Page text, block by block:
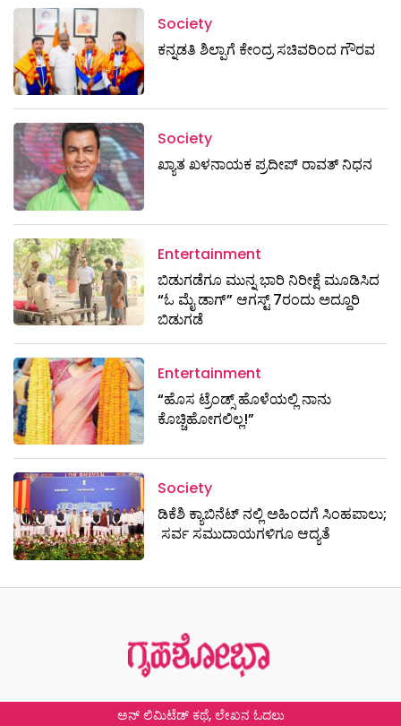
Society
ಕನ್ನಡತಿ ಶಿಲ್ಪಾಗೆ ಕೇಂದ್ರ ಸಚಿವರಿಂದ ಗೌರವ
Society
ಖ್ಯಾತ ಖಳನಾಯಕ ಪ್ರದೀಪ್ ರಾವತ್‌ ನಿಧನ
Entertainment
ಬಿಡುಗಡೆಗೂ ಮುನ್ನ ಭಾರಿ ನಿರೀಕ್ಷೆ ಮೂಡಿಸಿದ
“ಓ ಮೈ ಡಾಗ್” ಆಗಸ್ಟ್ 7ರಂದು ಅದ್ದೂರಿ
ಬಿಡುಗಡೆ
Entertainment
“ಹೊಸ ಟ್ರೆಂಡ್ಸ್ ಹೊಳೆಯಲ್ಲಿ ನಾನು
ಕೊಚ್ಚಿಹೋಗಲಿಲ್ಲ!”
Society
ಡಿಕೆಶಿ ಕ್ಯಾಬಿನೆಟ್​​​ ನಲ್ಲಿ ಅಹಿಂದಗೆ ಸಿಂಹಪಾಲು;
ಸರ್ವ ಸಮುದಾಯಗಳಿಗೂ ಆದ್ಯತೆ
ಅನ್ ಲಿಮಿಟೆಡ್ ಕಥೆ, ಲೇಖನ ಓದಲು